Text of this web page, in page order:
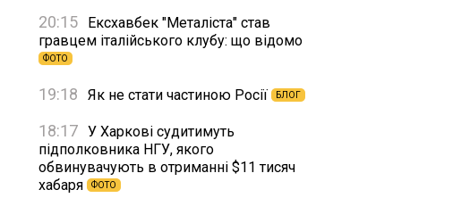
20:15
Ексхавбек "Металіста" став
гравцем італійського клубу: що відомо
ФОТО
19:18 Як не стати частиною Росії БЛОГ
18:17 У Харкові судитимуть
підполковника НГУ, якого
обвинувачують в отриманні $11 тисяч
хабаря
ФОТО